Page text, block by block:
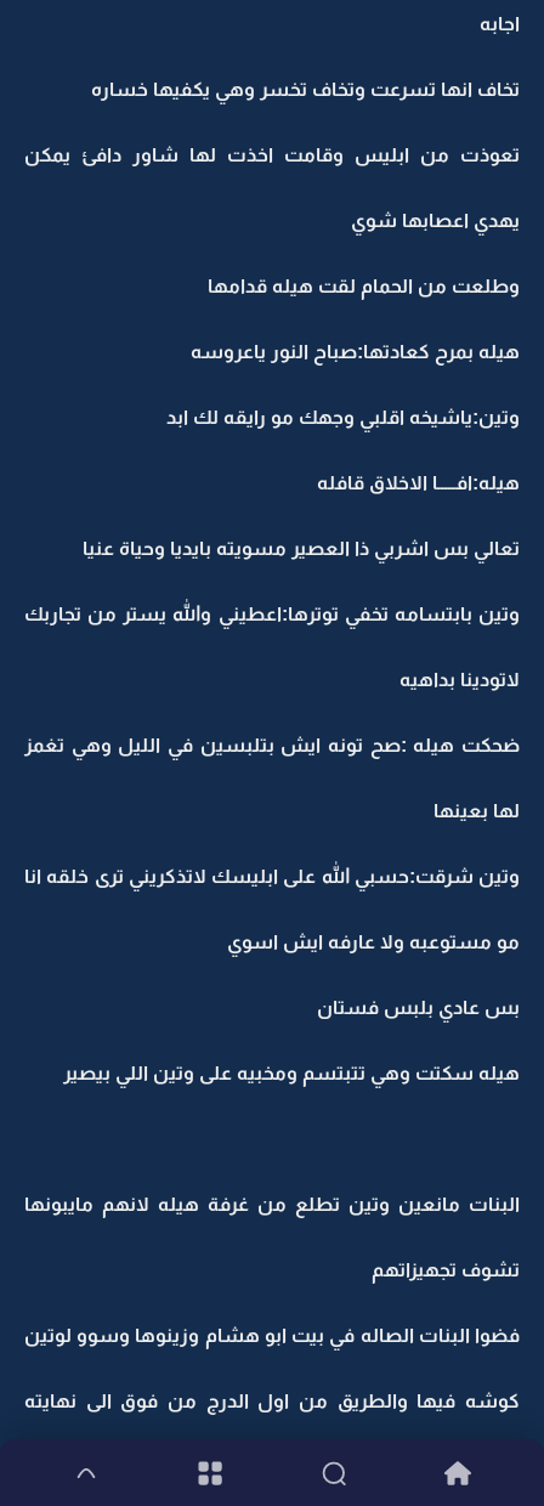
اجابه
تخاف انها تسرعت وتخاف تخسر وهي يكفيها خساره
تعوذت من ابليس وقامت اخذت لها شاور دافئ يمكن
يهدي اعصابها شوي
وطلعت من الحمام لقت هيله قدامها
هيله بمرح كعادتها:صباح النور ياعروسه
وتين:ياشيخه اقلبي وجهك مو رايقه لك ابد
هيله:افـــــا الاخلاق قافله
تعالي بس اشربي ذا العصير مسويته بايديا وحياة عنيا
وتين بابتسامه تخفي توترها:اعطيني والله يستر من تجاربك
لاتودينا بداهيه
ضحكت هيله :صح تونه ايش بتلبسين في الليل وهي تغمز
لها بعينها
وتين شرقت:حسبي الله على ابليسك لاتذكريني ترى خلقه انا
مو مستوعبه ولا عارفه ايش اسوي
بس عادي بلبس فستان
هيله سكتت وهي تتبتسم ومخبيه على وتين اللي بيصير
البنات مانعين وتين تطلع من غرفة هيله لانهم مايبونها
تشوف تجهيزاتهم
فضوا البنات الصاله في بيت ابو هشام وزينوها وسوو لوتين
كوشه فيها والطريق من اول الدرج من فوق الى نهايته
تحت وهو كله ورد جوري احمر وزهر